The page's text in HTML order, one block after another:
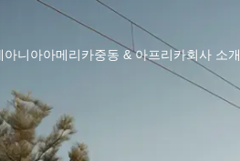
아니아아메리카중동 & 아프리카회사 소개